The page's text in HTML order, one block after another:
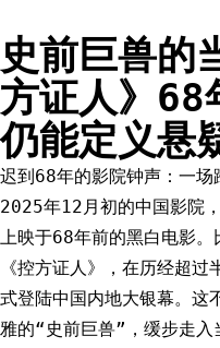
史前巨兽的
方证人》68
仍能定义悬
迟到68年的影院钟声：一场
2025年12月初的中国影院
上映于68年前的黑白电影
《控方证人》，在历经超
式登陆中国内地大银幕。这
雅的“史前巨兽”，缓步走